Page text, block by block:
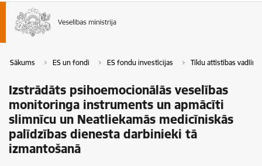
Sākums ES un fondi ES fondu investīcijas Tīklu attīstības
Izstrādāts psihoemocionālās veselības
monitoringa instruments un apmācīti
slimnīcu un Neatliekamās medicīniskās
palīdzības dienesta darbinieki tā
izmantošanā